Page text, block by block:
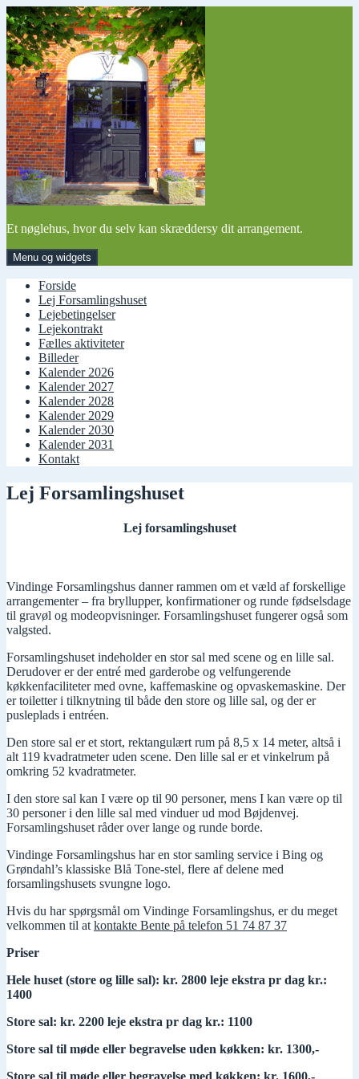
Hop
til
indhold
Et nøglehus, hvor du selv kan skræddersy dit arrangement.
Menu og widgets
Forside
Lej Forsamlingshuset
Lejebetingelser
Lejekontrakt
Fælles aktiviteter
Billeder
Kalender 2026
Kalender 2027
Kalender 2028
Kalender 2029
Kalender 2030
Kalender 2031
Kontakt
Lej Forsamlingshuset
Lej forsamlingshuset
Vindinge Forsamlingshus danner rammen om et væld af forskellige
arrangementer – fra bryllupper, konfirmationer og runde fødselsdage
til gravøl og modeopvisninger. Forsamlingshuset fungerer også som
valgsted.
Forsamlingshuset indeholder en stor sal med scene og en lille sal.
Derudover er der entré med garderobe og velfungerende
køkkenfaciliteter med ovne, kaffemaskine og opvaskemaskine. Der
er toiletter i tilknytning til både den store og lille sal, og der er
pusleplads i entréen.
Den store sal er et stort, rektangulært rum på 8,5 x 14 meter, altså i
alt 119 kvadratmeter uden scene. Den lille sal er et vinkelrum på
omkring 52 kvadratmeter.
I den store sal kan I være op til 90 personer, mens I kan være op til
30 personer i den lille sal med vinduer ud mod Bøjdenvej.
Forsamlingshuset råder over lange og runde borde.
Vindinge Forsamlingshus har en stor samling service i Bing og
Grøndahl’s klassiske Blå Tone-stel, flere af delene med
forsamlingshusets svungne logo.
Hvis du har spørgsmål om Vindinge Forsamlingshus, er du meget
velkommen til atkontakte Bente på telefon 51 74 87 37
Priser
Hele huset (store og lille sal): kr. 2800 leje ekstra pr dag kr.:
1400
Store sal: kr. 2200 leje ekstra pr dag kr.: 1100
Store sal til møde eller begravelse uden køkken: kr. 1300,-